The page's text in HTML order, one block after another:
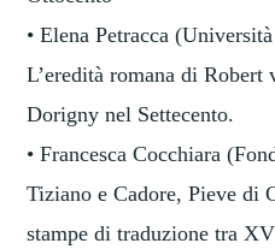
• Elena Petracca
L’eredità romana di Robert
Dorigny nel Settecento.
• Francesca Cocchiara
Tiziano e Cadore, Pieve di
stampe di traduzione tra